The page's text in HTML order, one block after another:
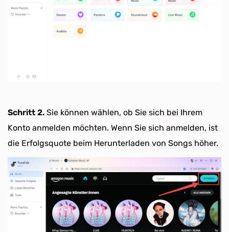
Schritt 2. Sie können wählen, ob Sie sich bei Ihrem
Konto anmelden möchten. Wenn Sie sich anmelden, ist
die Erfolgsquote beim Herunterladen von Songs höher.